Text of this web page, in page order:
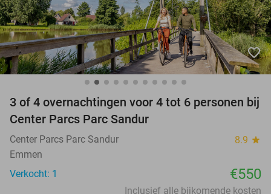
favorite_border
3 of 4 overnachtingen voor 4 tot 6 personen bij
Center Parcs Parc Sandur
Center Parcs Parc Sandur 8.9 star
Emmen
Verkocht: 1
€550
Inclusief alle bijkomende kosten